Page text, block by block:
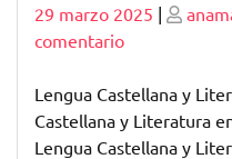
Publicado
29 marzo 2025 |
comentarioen
la
riqueza
de
Lengua Castellana y
Castellana y Literatura
Lengua Castellana y